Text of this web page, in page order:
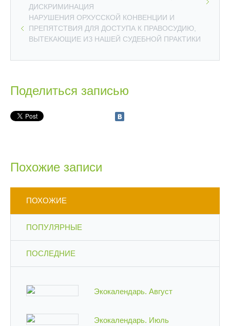
ДИСКРИМИНАЦИЯ
НАРУШЕНИЯ ОРХУССКОЙ КОНВЕНЦИИ И
ПРЕПЯТСТВИЯ ДЛЯ ДОСТУПА К ПРАВОСУДИЮ,
ВЫТЕКАЮЩИЕ ИЗ НАШЕЙ СУДЕБНОЙ ПРАКТИКИ
Поделиться записью
Похожие записи
ПОХОЖИЕ
ПОПУЛЯРНЫЕ
ПОСЛЕДНИЕ
Экокалендарь. Август
Экокалендарь. Июль